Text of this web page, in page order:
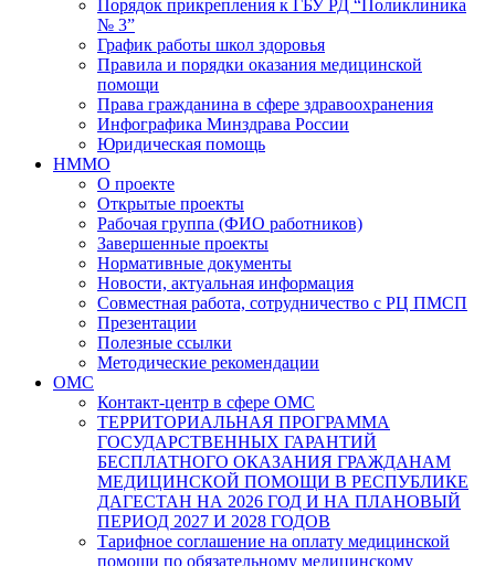
Порядок прикрепления к ГБУ РД “Поликлиника
№ 3”
График работы школ здоровья
Правила и порядки оказания медицинской
помощи
Права гражданина в сфере здравоохранения
Инфографика Минздрава России
Юридическая помощь
НММО
О проекте
Открытые проекты
Рабочая группа (ФИО работников)
Завершенные проекты
Нормативные документы
Новости, актуальная информация
Совместная работа, сотрудничество с РЦ ПМСП
Презентации
Полезные ссылки
Методические рекомендации
ОМС
Контакт-центр в сфере ОМС
ТЕРРИТОРИАЛЬНАЯ ПРОГРАММА
ГОСУДАРСТВЕННЫХ ГАРАНТИЙ
БЕСПЛАТНОГО ОКАЗАНИЯ ГРАЖДАНАМ
МЕДИЦИНСКОЙ ПОМОЩИ В РЕСПУБЛИКЕ
ДАГЕСТАН НА 2026 ГОД И НА ПЛАНОВЫЙ
ПЕРИОД 2027 И 2028 ГОДОВ
Тарифное соглашение на оплату медицинской
помощи по обязательному медицинскому